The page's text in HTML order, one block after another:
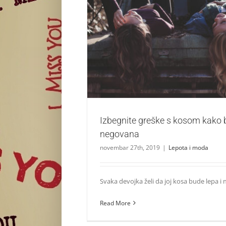
Izbegnite greške s kosom kako bi bila
Lepota i moda
Izbegnite greške s kosom kako
negovana
novembar 27th, 2019 | Lepota i moda
Svaka devojka želi da joj kosa bude lepa i
Read More